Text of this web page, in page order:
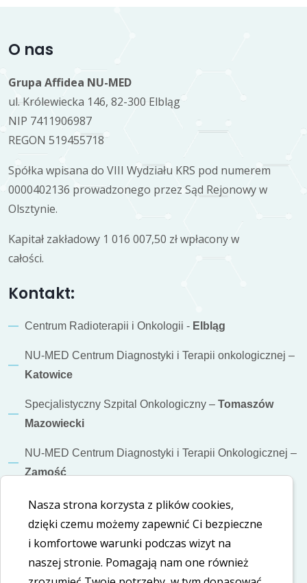
O nas
Grupa Affidea NU-MED
ul. Królewiecka 146, 82-300 Elbląg
NIP 7411906987
REGON 519455718
Spółka wpisana do VIII Wydziału KRS pod numerem
0000402136 prowadzonego przez Sąd Rejonowy w
Olsztynie.
Kapitał zakładowy 1 016 007,50 zł wpłacony w
całości.
Kontakt:
Centrum Radioterapii i Onkologii - Elbląg
NU-MED Centrum Diagnostyki i Terapii onkologicznej –
Katowice
Specjalistyczny Szpital Onkologiczny – Tomaszów
Mazowiecki
NU-MED Centrum Diagnostyki i Terapii Onkologicznej –
Zamość
Informacje dodatkowe
Polityka cookies
Polityka prywatności
Nasza strona korzysta z plików cookies,
dzięki czemu możemy zapewnić Ci bezpieczne
i komfortowe warunki podczas wizyt na
naszej stronie. Pomagają nam one również